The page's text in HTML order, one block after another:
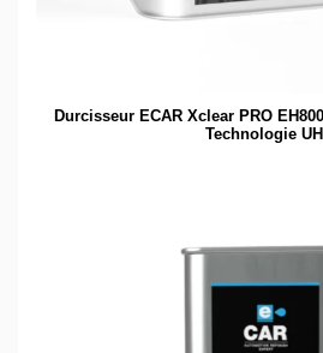
Durcisseur ECAR Xclear PRO
Technologie